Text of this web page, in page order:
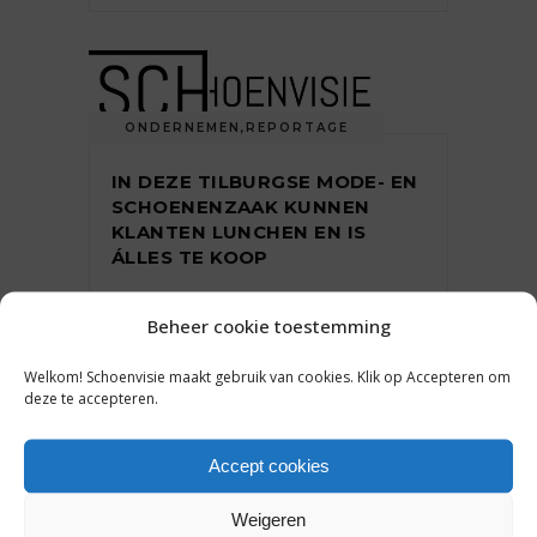
Beheer cookie toestemming
Welkom! Schoenvisie maakt gebruik van cookies. Klik op Accepteren om
deze te accepteren.
Accept cookies
Weigeren
ONDERNEMEN , REPORTAGE
IN DEZE TILBURGSE MODE- EN
SCHOENENZAAK KUNNEN
KLANTEN LUNCHEN EN IS
ÁLLES TE KOOP